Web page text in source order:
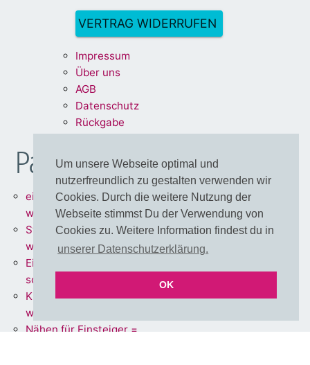
Um unsere Webseite optimal und
nutzerfreundlich zu gestalten verwenden wir
Cookies. Durch die weitere Nutzung der
Webseite stimmst Du der Verwendung von
Cookies zu. Weitere Information findest du in
unserer Datenschutzerklärung.
OK
VERTRAG WIDERRUFEN
Impressum
Über uns
AGB
Datenschutz
Rückgabe
Partnershops
einfärbbare Meterware =
www.stoff.love
Stoffe + Schnittmuster =
www.schnoffle.de
Eigene Stoffe = www.stoff-
schmie.de
Kissen Made in Germany =
www.kissen.love
Nähen für Einsteiger =